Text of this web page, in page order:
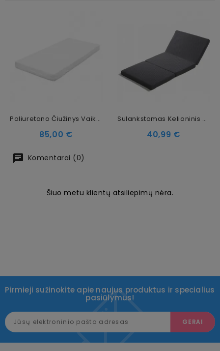
Poliuretano Čiužinys Vaikams, 180 X 90 Cm (10 Cm)
Kaina
85,00 €
Sulankstomas Kelioninis Čiužinys Vaikams Fiki Miki, 120 X 60 Cm (5,5 Cm)
Kaina
40,99 €
Komentarai (0)
Šiuo metu klientų atsiliepimų nėra.
Pirmieji sužinokite apie naujus produktus ir specialius
pasiūlymus!